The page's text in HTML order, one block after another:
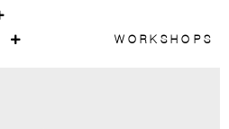
WORKSHOPS